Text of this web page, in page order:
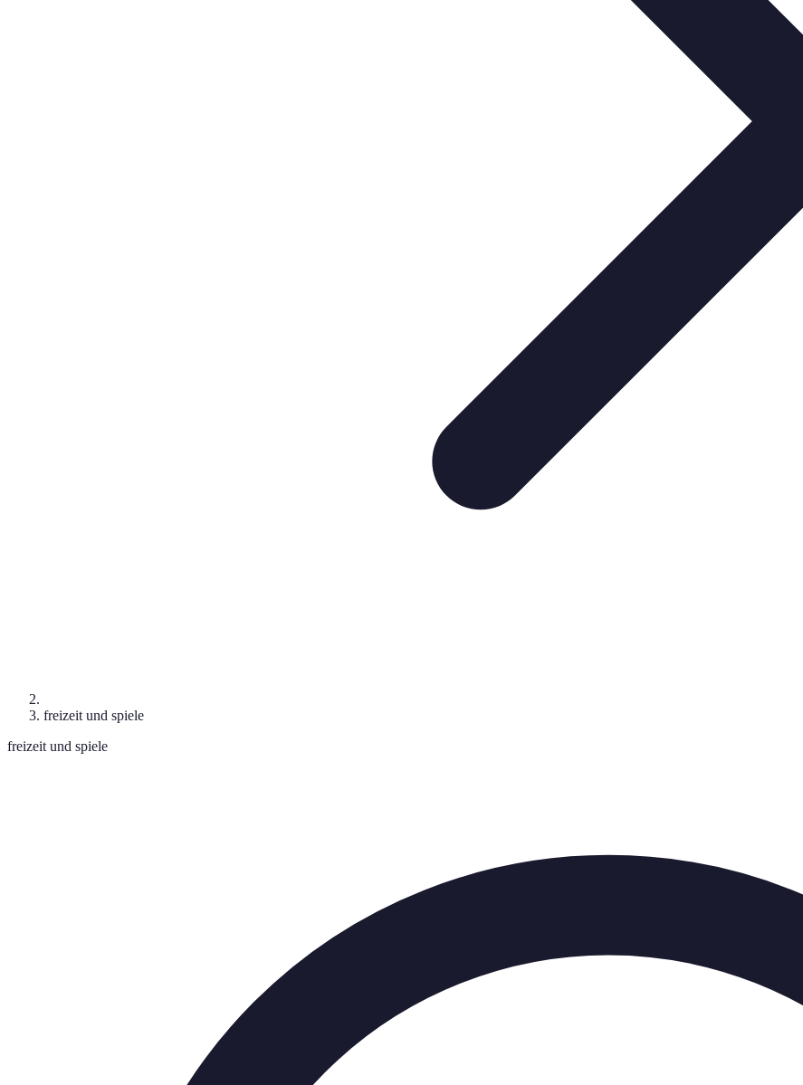
freizeit und spiele
freizeit und spiele